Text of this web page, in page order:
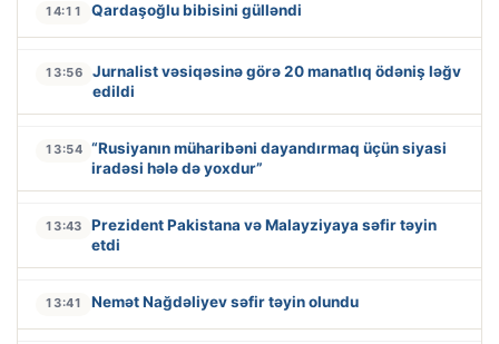
14:11 Qardaşoğlu bibisini gülləndi
13:56
Jurnalist vəsiqəsinə görə 20 manatlıq ödəniş ləğv
edildi
13:54 “Rusiyanın müharibəni dayandırmaq üçün siyasi
iradəsi hələ də yoxdur”
13:43
Prezident Pakistana və Malayziyaya səfir təyin
etdi
13:41 Nemət Nağdəliyev səfir təyin olundu